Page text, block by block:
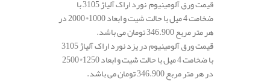
قیمت ورق آلومینیوم نورد اراک آلیاژ 3105 با
ضخامت 4 میل با حالت شیت و ابعاد 1000*2000 در
هر متر مربع 346.900 تومان می باشد.
قیمت ورق آلومینیوم در یزد نورد اراک آلیاژ 3105
با ضخامت 4 میل با حالت شیت و ابعاد 1250*2500
در هر متر مربع 346.900 تومان می باشد.